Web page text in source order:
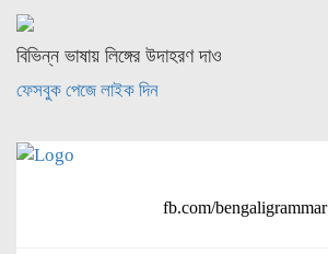
বিভিন্ন ভাষায় লিঙ্গের উদাহরণ দাও
ফেসবুক পেজে লাইক দিন
fb.com/bengaligrammar